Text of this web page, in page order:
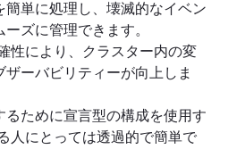
単に処理し、壊滅的なイベン
ズに管理できます。
性により、クラスター内の変
ーバビリティーが向上しま
ために宣言型の構成を使用す
人にとっては透過的で簡単で